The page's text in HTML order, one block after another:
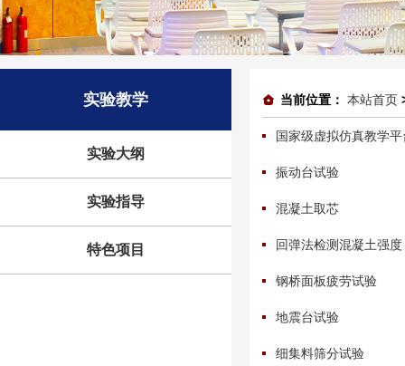
实验教学
实验大纲
实验指导
特色项目
当前位置： 本站首页
国家级虚拟仿真教学平
振动台试验
混凝土取芯
回弹法检测混凝土强度
钢桥面板疲劳试验
地震台试验
细集料筛分试验